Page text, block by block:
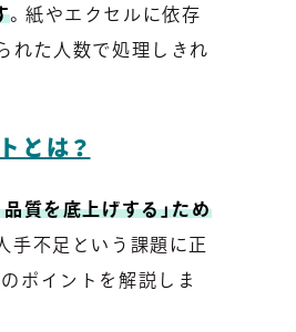
。紙やエクセルに依存
れた人数で処理しきれ
とは？
質を底上げする」ため
手不足という課題に正
ポイントを解説しま